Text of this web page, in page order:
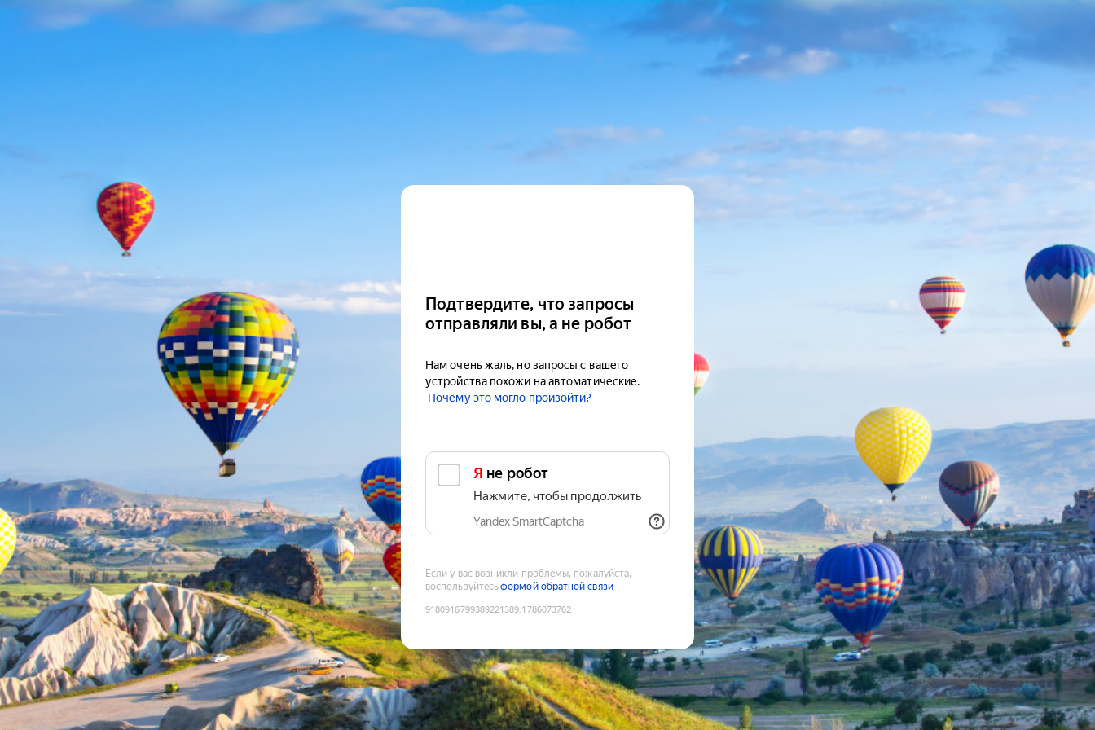
Подтвердите, что запросы
отправляли вы, а не робот
Нам очень жаль, но запросы с вашего
устройства похожи на автоматические.
Почему это могло произойти?
Я не робот
Нажмите, чтобы продолжить
Yandex SmartCaptcha
Если у вас возникли проблемы, пожалуйста,
воспользуйтесьформой обратной связи
9180916799389221389:1786073762